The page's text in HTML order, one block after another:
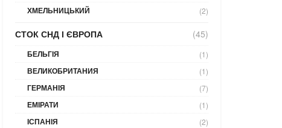
ХМЕЛЬНИЦЬКИЙ (2)
СТОК СНД І ЄВРОПА (45)
БЕЛЬГІЯ (1)
ВЕЛИКОБРИТАНИЯ (1)
ГЕРМАНІЯ (7)
ЕМІРАТИ (1)
ІСПАНІЯ (2)